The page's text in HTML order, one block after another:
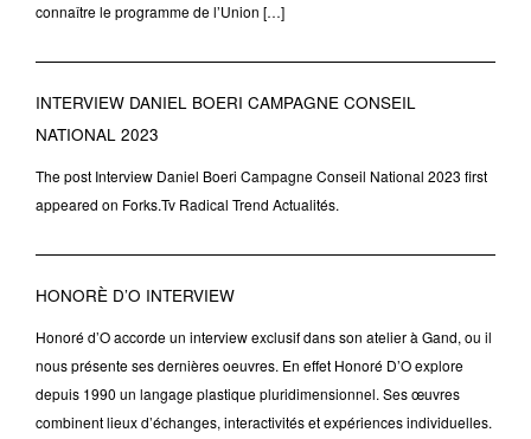
connaître le programme de l’Union […]
INTERVIEW DANIEL BOERI CAMPAGNE CONSEIL
NATIONAL 2023
The post Interview Daniel Boeri Campagne Conseil National 2023 first
appeared on Forks.Tv Radical Trend Actualités.
HONORÈ D’O INTERVIEW
Honoré d’O accorde un interview exclusif dans son atelier à Gand, ou il
nous présente ses dernières oeuvres. En effet Honoré D’O explore
depuis 1990 un langage plastique pluridimensionnel. Ses œuvres
combinent lieux d’échanges, interactivités et expériences individuelles.